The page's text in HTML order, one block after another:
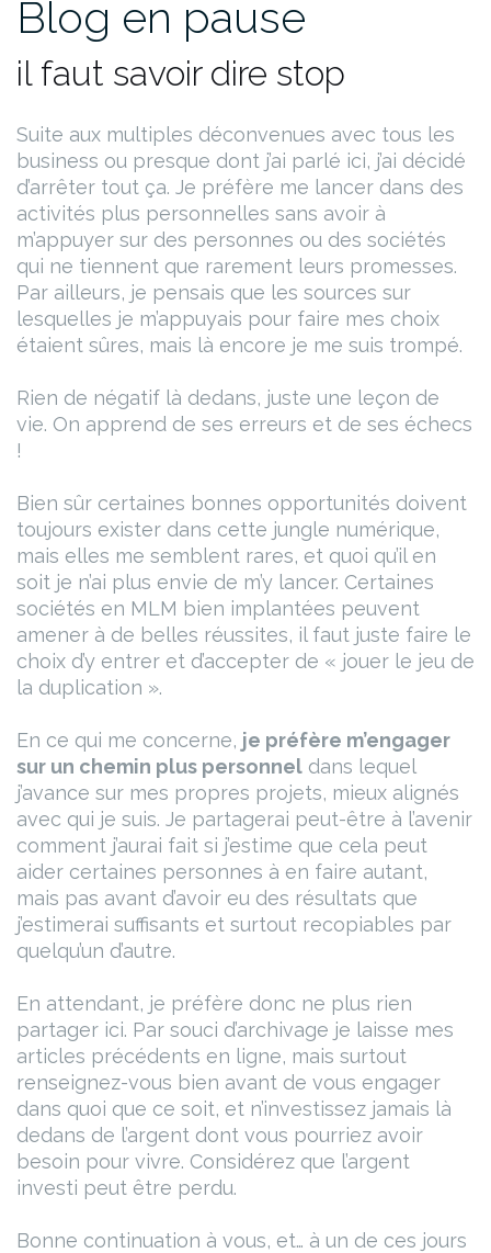
Blog en pause
il faut savoir dire stop
Suite aux multiples déconvenues avec tous les
business ou presque dont j’ai parlé ici, j’ai décidé
d’arrêter tout ça. Je préfère me lancer dans des
activités plus personnelles sans avoir à
m’appuyer sur des personnes ou des sociétés
qui ne tiennent que rarement leurs promesses.
Par ailleurs, je pensais que les sources sur
lesquelles je m’appuyais pour faire mes choix
étaient sûres, mais là encore je me suis trompé.
Rien de négatif là dedans, juste une leçon de
vie. On apprend de ses erreurs et de ses échecs
!
Bien sûr certaines bonnes opportunités doivent
toujours exister dans cette jungle numérique,
mais elles me semblent rares, et quoi qu’il en
soit je n’ai plus envie de m’y lancer. Certaines
sociétés en MLM bien implantées peuvent
amener à de belles réussites, il faut juste faire le
choix d’y entrer et d’accepter de « jouer le jeu de
la duplication ».
En ce qui me concerne, je préfère m’engager
sur un chemin plus personnel dans lequel
j’avance sur mes propres projets, mieux alignés
avec qui je suis. Je partagerai peut-être à l’avenir
comment j’aurai fait si j’estime que cela peut
aider certaines personnes à en faire autant,
mais pas avant d’avoir eu des résultats que
j’estimerai suffisants et surtout recopiables par
quelqu’un d’autre.
En attendant, je préfère donc ne plus rien
partager ici. Par souci d’archivage je laisse mes
articles précédents en ligne, mais surtout
renseignez-vous bien avant de vous engager
dans quoi que ce soit, et n’investissez jamais là
dedans de l’argent dont vous pourriez avoir
besoin pour vivre. Considérez que l’argent
investi peut être perdu.
Bonne continuation à vous, et… à un de ces jours